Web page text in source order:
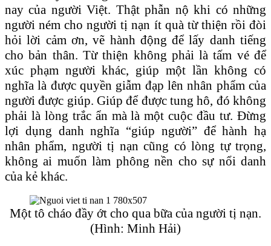
nay của người Việt. Thật phẫn nộ khi có những
người ném cho người tị nạn ít quà từ thiện rồi đòi
hỏi lời cảm ơn, vẽ hành động để lấy danh tiếng
cho bản thân. Từ thiện không phải là tấm vé để
xúc phạm người khác, giúp một lần không có
nghĩa là được quyền giẫm đạp lên nhân phẩm của
người được giúp. Giúp để được tung hô, đó không
phải là lòng trắc ẩn mà là một cuộc đầu tư. Đừng
lợi dụng danh nghĩa “giúp người” để hành hạ
nhân phẩm, người tị nạn cũng có lòng tự trọng,
không ai muốn làm phông nền cho sự nổi danh
của kẻ khác.
Một tô cháo đầy ớt cho qua bữa của người tị nạn.
(Hình: Minh Hải)